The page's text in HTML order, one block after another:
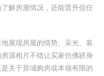
解房屋情况，还能晋升信任
展现房屋的情势、采光、装
源相片不错让买家仿佛跻身
关于异域购房或本领有限的